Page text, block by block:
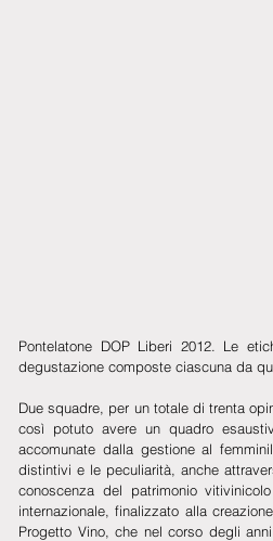
Pontelatone DOP Liberi 2012. Le
degustazione composte ciascuna da
Due squadre, per un totale di trenta
così potuto avere un quadro
accomunate dalla gestione al
distintivi e le peculiarità, anche
conoscenza del patrimonio
internazionale, finalizzato alla
Progetto Vino, che nel corso degli